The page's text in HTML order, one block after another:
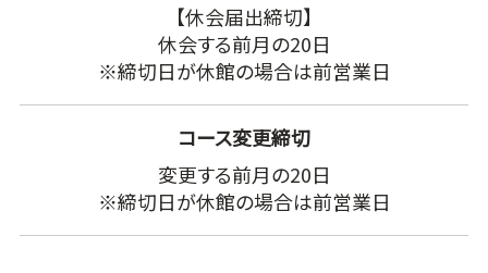
【休会届出締切】
休会する前月の20日
※締切日が休館の場合は前営業日
コース変更締切
変更する前月の20日
※締切日が休館の場合は前営業日